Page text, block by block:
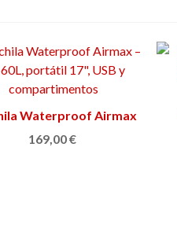
Ver más
Waterproof Airmax
169,00 €